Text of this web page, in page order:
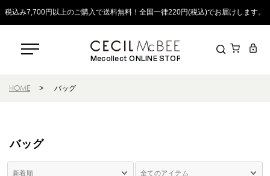
税込み7,700円以上のご購入で送料無料！全国一律220円(税込)でお届けします。
Mecollect ONLINE STORE
HOME > バッグ
バッグ